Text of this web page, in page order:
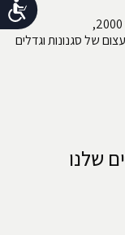
של סגנונות וגדלים
שלנו